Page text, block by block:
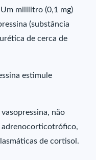
mililitro (0,1 mg)
(substância
de cerca de
estimule
não
adrenocorticotrófico,
de cortisol.